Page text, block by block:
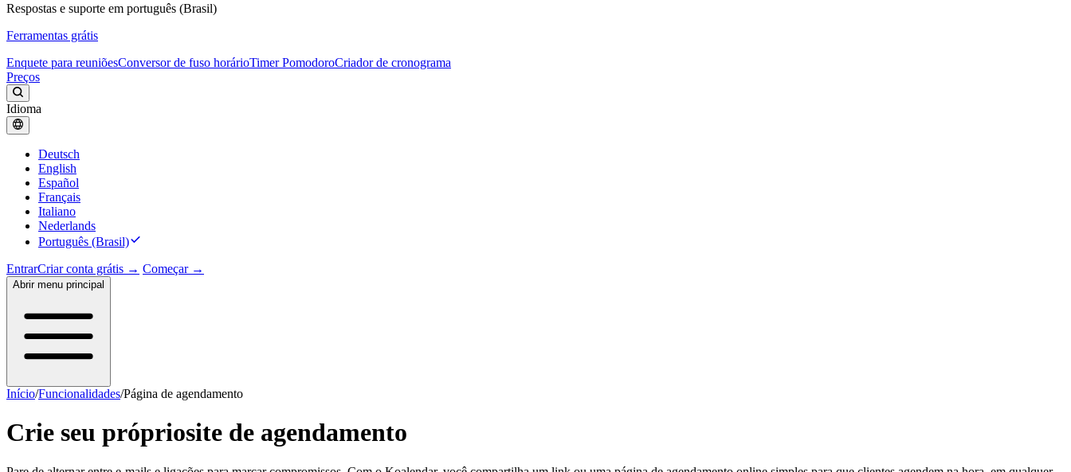
Respostas e suporte em português (Brasil)
Ferramentas grátis
Enquete para reuniõesConversor de fuso horárioTimer PomodoroCriador de cronograma
Preços
Idioma
Deutsch
English
Español
Français
Italiano
Nederlands
Português (Brasil)
EntrarCriar conta grátis → Começar →
Abrir menu principal
Início/Funcionalidades/Página de agendamento
Crie seu própriosite de agendamento